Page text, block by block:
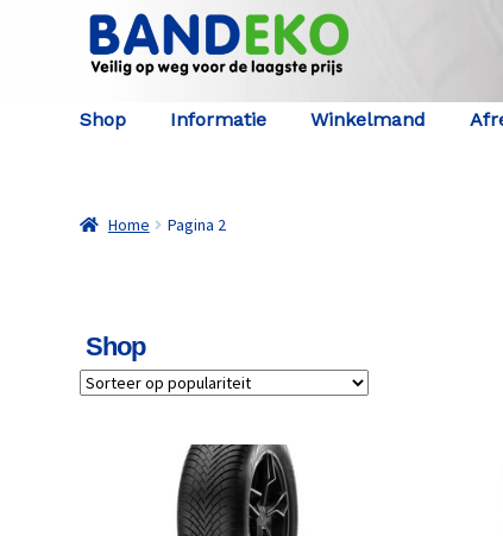
Shop Informatie Winkelmand
Home Pagina 2
Shop